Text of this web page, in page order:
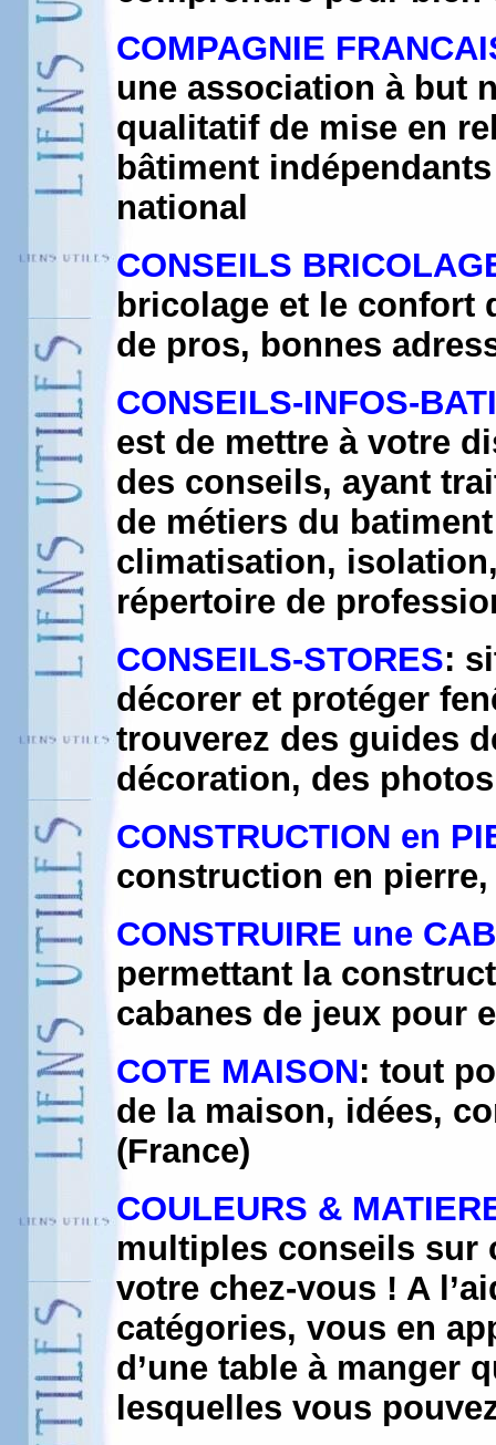
COMPAGNIE
une association à but
qualitatif de mise en
bâtiment
national
CONSEILS
bricolage et le confort
de pros, bonnes
CONSEILS-INFOS-
est de mettre à votre
des conseils, ayant
de métiers du
climatisation,
répertoire de
CONSEILS-STORES:
décorer et protéger
trouverez des guides
décoration, des
CONSTRUCTION en
construction en
CONSTRUIRE une
permettant la
cabanes de jeux pour
COTE MAISON: tout
de la maison, idées,
(France)
COULEURS &
multiples conseils sur
votre chez-vous ! A
catégories, vous en
d’une table à manger
lesquelles vous